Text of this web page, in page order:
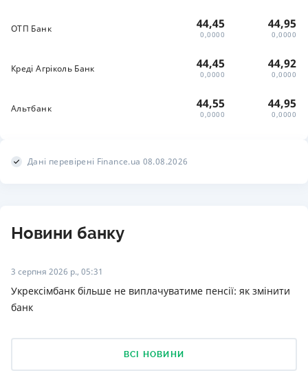
ОТП Банк 44,45
0,0000
44,95
0,0000
Креді Агріколь Банк 44,45
0,0000
44,92
0,0000
Альтбанк 44,55
0,0000
44,95
0,0000
Дані перевірені Finance.ua 08.08.2026
Новини банку
3 серпня 2026 р., 05:31
Укрексімбанк більше не виплачуватиме пенсії: як змінити
банк
ВСІ НОВИНИ